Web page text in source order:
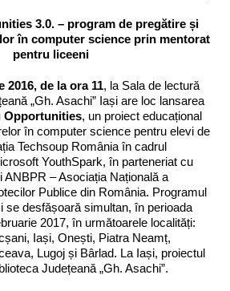
3.0. – program de pregătire și
în computer science prin mentorat
pentru liceeni
2016, de la ora 11, la Sala de lectură
„Gh. Asachi” Iași are loc lansarea
Opportunities, un proiect educațional
în computer science pentru elevi de
Techsoup România în cadrul
YouthSpark, în parteneriat cu
– Asociația Națională a
Publice din România. Programul
se desfășoară simultan, în perioada
2017, în următoarele localități:
Iași, Onești, Piatra Neamț,
Lugoj și Bârlad. La Iași, proiectul
Județeană „Gh. Asachi”.